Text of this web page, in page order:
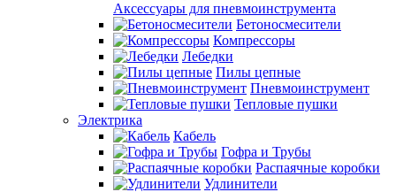
Аксессуары для пневмоинструмента
Бетоносмесители
Компрессоры
Лебедки
Пилы цепные
Пневмоинструмент
Тепловые пушки
Электрика
Кабель
Гофра и Трубы
Распаячные коробки
Удлинители